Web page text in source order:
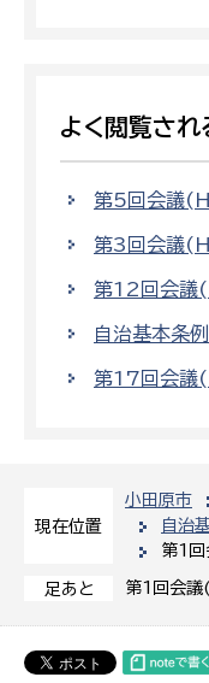
現在位置
小田原市
自治
第1
足あと 第1回会
よく閲覧され
第5回会議
第3回会議
第12回会
自治基本条
第17回会